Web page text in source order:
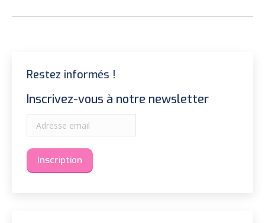
Restez informés !
Inscrivez-vous à notre newsletter